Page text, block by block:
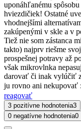
uponáhľanému
hviezdičiek! Ostatné
vhodnejšími
zakúpenými v skle a v
Tiež nie som zástanca
takto) najprv riešme
prospešnej potravy až
však mikrovlnka
darovať či inak vylúčiť
ju rovno ani nekupovať
reagovať
3 pozitívne hodnotenia3
0 negatívne hodnotenia0